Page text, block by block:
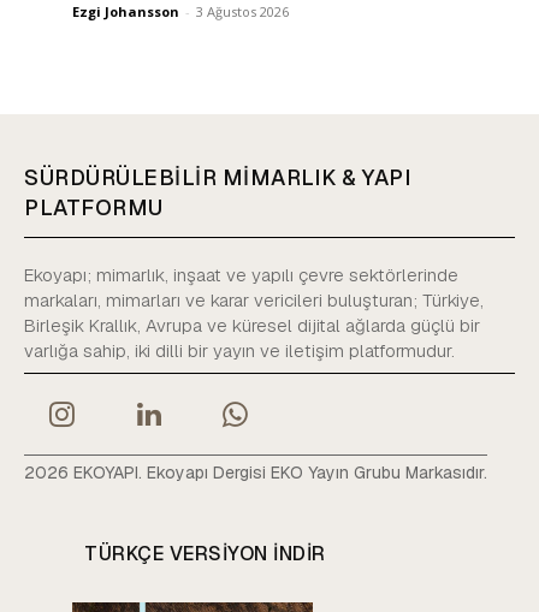
Ezgi Johansson - 3 Ağustos 2026
SÜRDÜRÜLEBİLİR MİMARLIK & YAPI
PLATFORMU
Ekoyapı; mimarlık, inşaat ve yapılı çevre sektörlerinde
markaları, mimarları ve karar vericileri buluşturan; Türkiye,
Birleşik Krallık, Avrupa ve küresel dijital ağlarda güçlü bir
varlığa sahip, iki dilli bir yayın ve iletişim platformudur.
2026 EKOYAPI. Ekoyapı Dergisi EKO Yayın Grubu Markasıdır.
TÜRKÇE VERSIYON INDIR